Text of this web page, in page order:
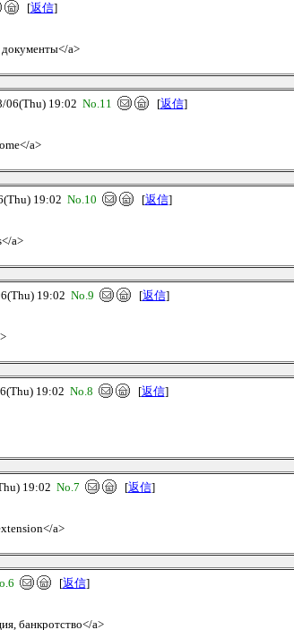
[返信]
a>
19:02 No.11 [返信]
a>
19:02 No.10 [返信]
a>
19:02 No.9 [返信]
19:02 No.8 [返信]
19:02 No.7 [返信]
a>
[返信]
банкротство</a>